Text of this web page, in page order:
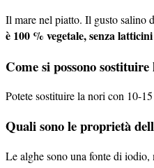
Il mare nel piatto. Il gusto salino
è 100 % vegetale, senza
Come si possono
Potete sostituire la nori con 10-
Quali sono le proprietà
Le alghe sono una fonte di iodio,